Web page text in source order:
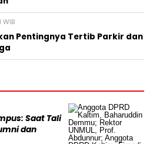
WIB
Pentingnya Tertib Parkir dan
Saat Tali
dan